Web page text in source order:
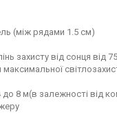
(між рядами 1.5 см)
захисту від сонця від
8 м(в залежності від